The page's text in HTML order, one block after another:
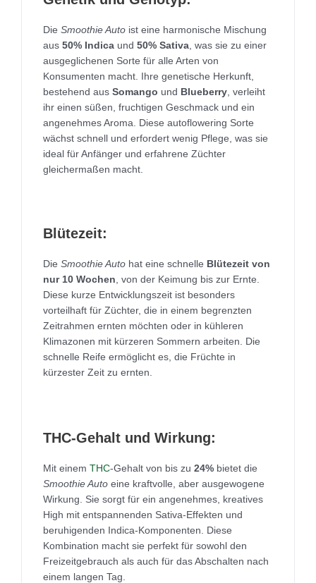
Die Smoothie Auto ist eine harmonische Mischung
aus 50% Indica und 50% Sativa, was sie zu einer
ausgeglichenen Sorte für alle Arten von
Konsumenten macht. Ihre genetische Herkunft,
bestehend aus Somango und Blueberry, verleiht
ihr einen süßen, fruchtigen Geschmack und ein
angenehmes Aroma. Diese autoflowering Sorte
wächst schnell und erfordert wenig Pflege, was sie
ideal für Anfänger und erfahrene Züchter
gleichermaßen macht.
Blütezeit:
Die Smoothie Auto hat eine schnelle Blütezeit von
nur 10 Wochen , von der Keimung bis zur Ernte.
Diese kurze Entwicklungszeit ist besonders
vorteilhaft für Züchter, die in einem begrenzten
Zeitrahmen ernten möchten oder in kühleren
Klimazonen mit kürzeren Sommern arbeiten. Die
schnelle Reife ermöglicht es, die Früchte in
kürzester Zeit zu ernten.
THC-Gehalt und Wirkung:
Mit einem THC-Gehalt von bis zu 24% bietet die
Smoothie Auto eine kraftvolle, aber ausgewogene
Wirkung. Sie sorgt für ein angenehmes, kreatives
High mit entspannenden Sativa-Effekten und
beruhigenden Indica-Komponenten. Diese
Kombination macht sie perfekt für sowohl den
Freizeitgebrauch als auch für das Abschalten nach
einem langen Tag.